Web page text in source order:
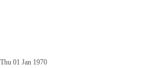
Thu 01 Jan 1970